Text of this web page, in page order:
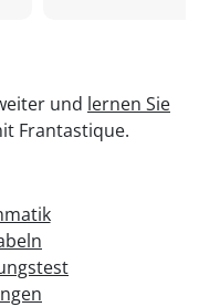
und lernen Sie
Frantastique.